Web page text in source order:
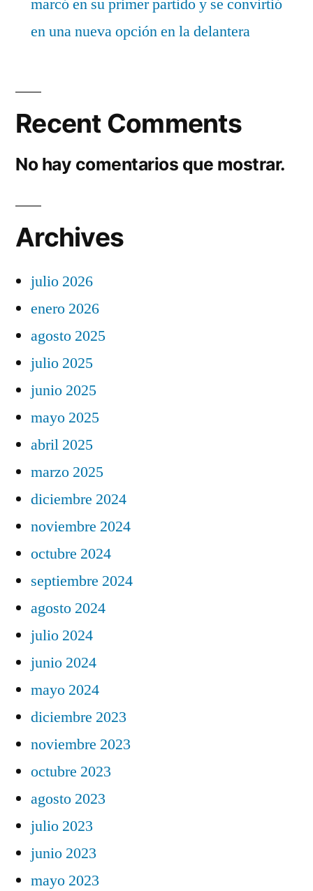
marcó en su primer partido y se convirtió
en una nueva opción en la delantera
Recent Comments
No hay comentarios que mostrar.
Archives
julio 2026
enero 2026
agosto 2025
julio 2025
junio 2025
mayo 2025
abril 2025
marzo 2025
diciembre 2024
noviembre 2024
octubre 2024
septiembre 2024
agosto 2024
julio 2024
junio 2024
mayo 2024
diciembre 2023
noviembre 2023
octubre 2023
agosto 2023
julio 2023
junio 2023
mayo 2023